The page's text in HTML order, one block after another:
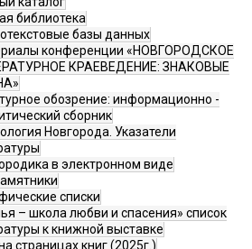
библиотека
базы данных
конференции «НОВГОРОДСКОЕ
КРАЕВЕДЕНИЕ: ЗНАКОВЫЕ
обозрение: информационно -
сборник
Новгорода. Указатели
в электронном виде
списки
– школа любви и спасения» список
к книжной выставке
страницах книг (2025г.)